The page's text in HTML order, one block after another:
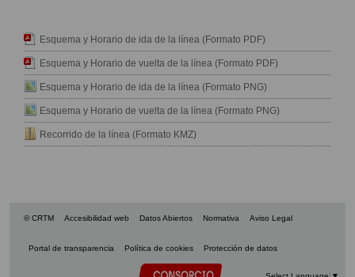
Esquema y Horario de ida de la línea (Formato PDF)
Esquema y Horario de vuelta de la línea (Formato PDF)
Esquema y Horario de ida de la línea (Formato PNG)
Esquema y Horario de vuelta de la línea (Formato PNG)
Recorrido de la línea (Formato KMZ)
© CRTM Accesibilidad web Datos Abiertos Normativa Aviso Legal
Portal de transparencia Política de cookies Protección de datos